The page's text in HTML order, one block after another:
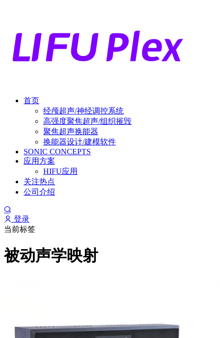
首页
经颅超声/神经调控系统
高强度聚焦超声/组织摧毁
聚焦超声换能器
换能器设计/建模软件
SONIC CONCEPTS
应用方案
HIFU应用
关注热点
公司介绍
登录
当前标签
被动声学映射